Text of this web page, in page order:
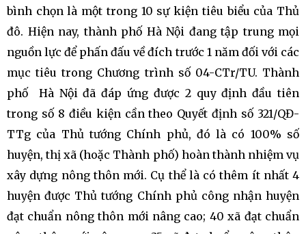
bình chọn là một trong 10 sự kiện tiêu biểu của Thủ
đô. Hiện nay, thành phố Hà Nội đang tập trung mọi
nguồn lực để phấn đấu về đích trước 1 năm đối với các
mục tiêu trong Chương trình số 04-CTr/TU. Thành
phố Hà Nội đã đáp ứng được 2 quy định đầu tiên
trong số 8 điều kiện cần theo Quyết định số 321/QĐ-
TTg của Thủ tướng Chính phủ, đó là có 100% số
huyện, thị xã (hoặc Thành phố) hoàn thành nhiệm vụ
xây dựng nông thôn mới. Cụ thể là có thêm ít nhất 4
huyện được Thủ tướng Chính phủ công nhận huyện
đạt chuẩn nông thôn mới nâng cao; 40 xã đạt chuẩn